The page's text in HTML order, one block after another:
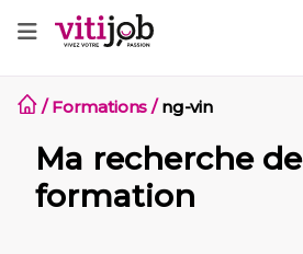
/Formations /ng-vin
Ma recherche de
formation